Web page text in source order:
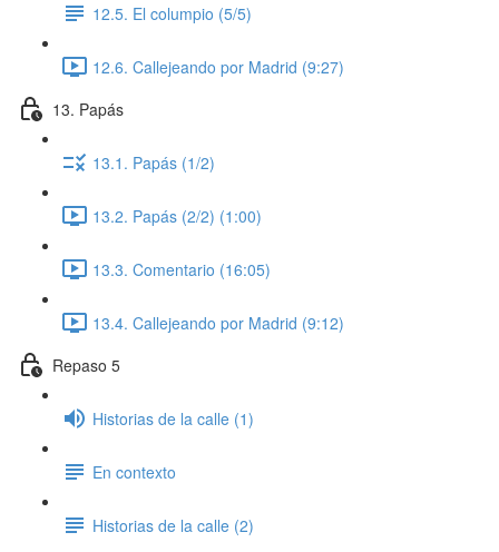
12.5. El columpio (5/5)
12.6. Callejeando por Madrid (9:27)
13. Papás
13.1. Papás (1/2)
13.2. Papás (2/2) (1:00)
13.3. Comentario (16:05)
13.4. Callejeando por Madrid (9:12)
Repaso 5
Historias de la calle (1)
En contexto
Historias de la calle (2)